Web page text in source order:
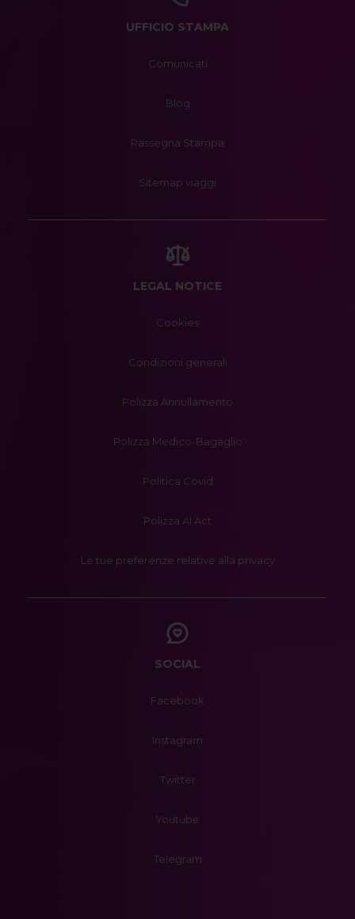
UFFICIO STAMPA
Comunicati
Blog
Rassegna Stampa
Sitemap viaggi
LEGAL NOTICE
Cookies
Condizioni generali
Polizza Annullamento
Polizza Medico-Bagaglio
Politica Covid
Polizza AI Act
Le tue preferenze relative alla privacy
SOCIAL
Facebook
Instagram
Twitter
Youtube
Telegram